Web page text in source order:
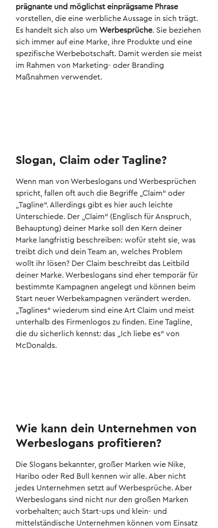
prägnante und möglichst einprägsame Phrase
vorstellen, die eine werbliche Aussage in sich trägt.
Es handelt sich also um Werbesprüche. Sie beziehen
sich immer auf eine Marke, ihre Produkte und eine
spezifische Werbebotschaft. Damit werden sie meist
im Rahmen von Marketing- oder Branding
Maßnahmen verwendet.
Slogan, Claim oder Tagline?
Wenn man von Werbeslogans und Werbesprüchen
spricht, fallen oft auch die Begriffe „Claim“ oder
„Tagline“. Allerdings gibt es hier auch leichte
Unterschiede. Der „Claim“ (Englisch für Anspruch,
Behauptung) deiner Marke soll den Kern deiner
Marke langfristig beschreiben: wofür steht sie, was
treibt dich und dein Team an, welches Problem
wollt ihr lösen? Der Claim beschreibt das Leitbild
deiner Marke. Werbeslogans sind eher temporär für
bestimmte Kampagnen angelegt und können beim
Start neuer Werbekampagnen verändert werden.
„Taglines“ wiederum sind eine Art Claim und meist
unterhalb des Firmenlogos zu finden. Eine Tagline,
die du sicherlich kennst: das „Ich liebe es“ von
McDonalds.
Wie kann dein Unternehmen von
Werbeslogans profitieren?
Die Slogans bekannter, großer Marken wie Nike,
Haribo oder Red Bull kennen wir alle. Aber nicht
jedes Unternehmen setzt auf Werbesprüche. Aber
Werbeslogans sind nicht nur den großen Marken
vorbehalten; auch Start-ups und klein- und
mittelständische Unternehmen können vom Einsatz